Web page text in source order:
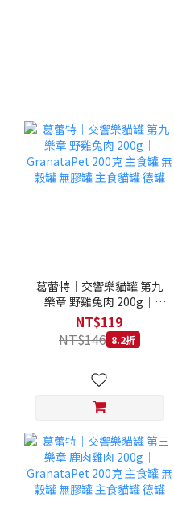
葛蕾特｜交響樂貓罐 第九
樂章 野雞兔肉 200g｜
GranataPet 200克 主食罐
無穀罐 無膠罐 主食貓罐 德
罐
NT$119
NT$146 8.2折